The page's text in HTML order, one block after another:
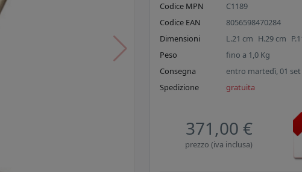
Codice MPN
C1189
Codice EAN
8056598470284
Dimensioni
L.21 cm H.29 cm P.
Peso
fino a 1,0 Kg
Consegna
entro martedì, 01 set
Spedizione
gratuita
371,00 €
prezzo (iva inclusa)